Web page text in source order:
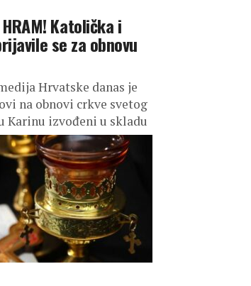
HRAM! Katolička i
se za obnovu
Hrvatske danas je
na obnovi crkve svetog
Karinu izvođeni u skladu